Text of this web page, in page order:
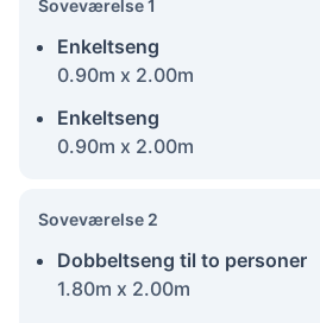
Soveværelse 1
Enkeltseng
0.90m x 2.00m
Enkeltseng
0.90m x 2.00m
Soveværelse 2
Dobbeltseng til to personer
1.80m x 2.00m